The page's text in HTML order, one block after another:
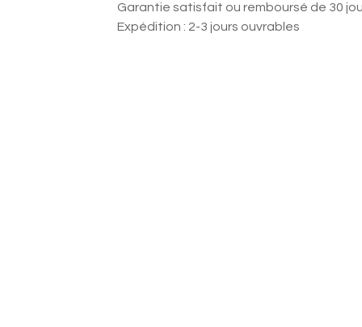
Garantie satisfait ou remboursé de 30
Expédition : 2-3 jours ouvrables